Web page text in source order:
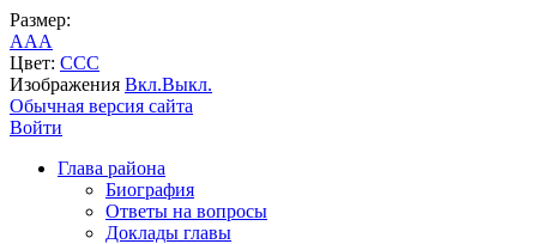
Размер:
AAA
Цвет: CCC
Изображения Вкл.Выкл.
Обычная версия сайта
Войти
Глава района
Биография
Ответы на вопросы
Доклады главы